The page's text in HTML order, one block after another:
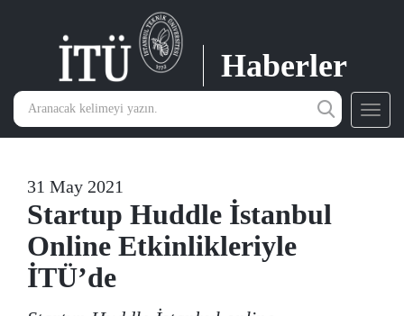
Haberler
31 May 2021
Startup Huddle İstanbul
Online Etkinlikleriyle
İTÜ’de